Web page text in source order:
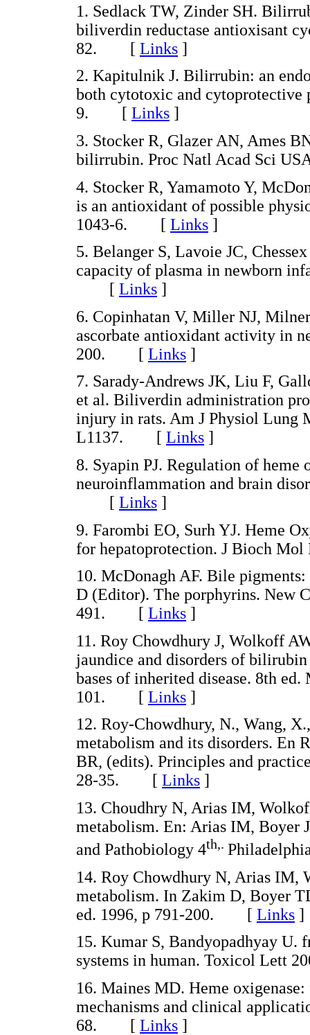
1. Sedlack TW, Zinder SH.
biliverdin reductase antioxisant
82. [ Links ]
2. Kapitulnik J. Bilirrubin: an
both cytotoxic and cytoprotective
9. [ Links ]
3. Stocker R, Glazer AN, Ames
bilirrubin. Proc Natl Acad Sci
4. Stocker R, Yamamoto Y,
is an antioxidant of possible
1043-6. [ Links ]
5. Belanger S, Lavoie JC,
capacity of plasma in newborn
[ Links ]
6. Copinhatan V, Miller NJ,
ascorbate antioxidant activity in
200. [ Links ]
7. Sarady-Andrews JK, Liu F,
et al. Biliverdin administration
injury in rats. Am J Physiol Lung
L1137. [ Links ]
8. Syapin PJ. Regulation of heme
neuroinflammation and brain
[ Links ]
9. Farombi EO, Surh YJ. Heme
for hepatoprotection. J Bioch
10. McDonagh AF. Bile
D (Editor). The porphyrins. New
491. [ Links ]
11. Roy Chowdhury J, Wolkoff
jaundice and disorders of
bases of inherited disease. 8th
101. [ Links ]
12. Roy-Chowdhury, N., Wang,
metabolism and its disorders. En
BR, (edits). Principles and
28-35. [ Links ]
13. Choudhry N, Arias IM,
metabolism. En: Arias IM,
and Pathobiology 4th,.
14. Roy Chowdhury N, Arias
metabolism. In Zakim D, Boyer
ed. 1996, p 791-200. [ Links ]
15. Kumar S, Bandyopadhyay U.
systems in human. Toxicol
16. Maines MD. Heme
mechanisms and clinical
68. [ Links ]